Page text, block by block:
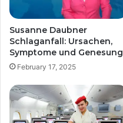
Susanne Daubner
Schlaganfall: Ursachen,
Symptome und Genesung
February 17, 2025